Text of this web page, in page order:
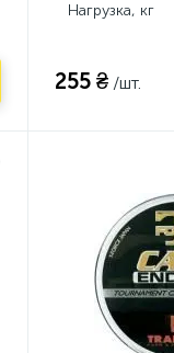
Нагрузка, кг
255 ₴ /шт.